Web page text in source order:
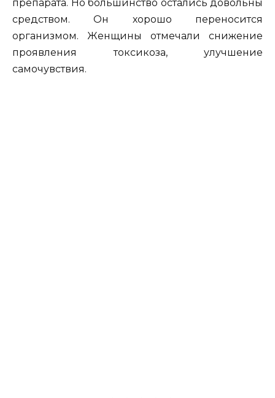
препарата. Но большинство остались довольны
средством. Он хорошо переносится
организмом. Женщины отмечали снижение
проявления токсикоза, улучшение
самочувствия.